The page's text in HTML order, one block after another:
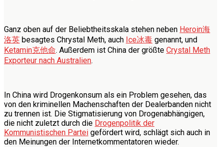
Ganz oben auf der Beliebtheitsskala stehen neben Heroin海
洛英 besagtes Chrystal Meth, auch Ice冰毒 genannt, und
Ketamin克他命. Außerdem ist China der größte Crystal Meth
Exporteur nach Australien.
In China wird Drogenkonsum als ein Problem gesehen, das
von den kriminellen Machenschaften der Dealerbanden nicht
zu trennen ist. Die Stigmatisierung von Drogenabhängigen,
die nicht zuletzt durch die Drogenpolitik der
Kommunistischen Partei gefördert wird, schlägt sich auch in
den Meinungen der Internetkommentatoren wieder.